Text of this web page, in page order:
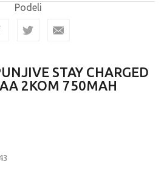
Podeli
STAY CHARGED
2KOM 750MAH